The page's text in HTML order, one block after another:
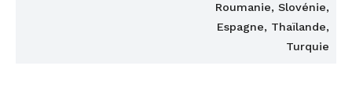
Roumanie, Slovénie,
Espagne, Thaïlande,
Turquie